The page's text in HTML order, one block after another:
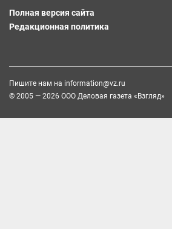
Полная версия сайта
Редакционная политика
Пишите нам на information@vz.ru
© 2005 — 2026 ООО Деловая газета «Взгляд»